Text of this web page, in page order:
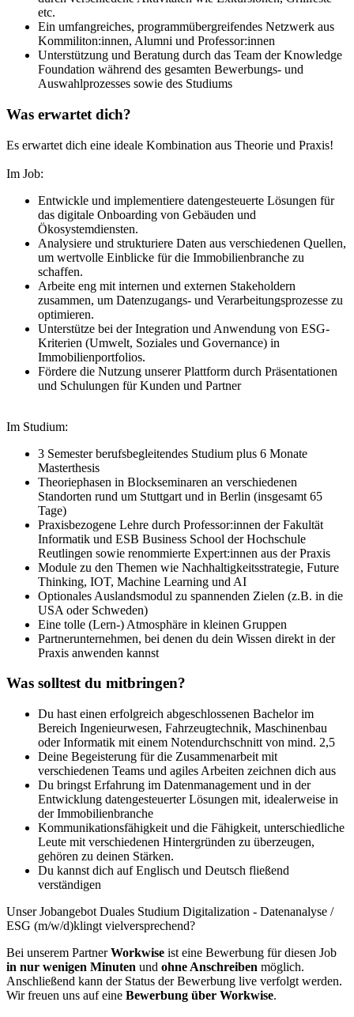
etc.
Ein umfangreiches, programmübergreifendes Netzwerk aus
Kommiliton:innen, Alumni und Professor:innen
Unterstützung und Beratung durch das Team der Knowledge
Foundation während des gesamten Bewerbungs- und
Auswahlprozesses sowie des Studiums
Was erwartet dich?
Es erwartet dich eine ideale Kombination aus Theorie und Praxis!
Im Job:
Entwickle und implementiere datengesteuerte Lösungen für
das digitale Onboarding von Gebäuden und
Ökosystemdiensten.
Analysiere und strukturiere Daten aus verschiedenen Quellen,
um wertvolle Einblicke für die Immobilienbranche zu
schaffen.
Arbeite eng mit internen und externen Stakeholdern
zusammen, um Datenzugangs- und Verarbeitungsprozesse zu
optimieren.
Unterstütze bei der Integration und Anwendung von ESG-
Kriterien (Umwelt, Soziales und Governance) in
Immobilienportfolios.
Fördere die Nutzung unserer Plattform durch Präsentationen
und Schulungen für Kunden und Partner
Im Studium:
3 Semester berufsbegleitendes Studium plus 6 Monate
Masterthesis
Theoriephasen in Blockseminaren an verschiedenen
Standorten rund um Stuttgart und in Berlin (insgesamt 65
Tage)
Praxisbezogene Lehre durch Professor:innen der Fakultät
Informatik und ESB Business School der Hochschule
Reutlingen sowie renommierte Expert:innen aus der Praxis
Module zu den Themen wie Nachhaltigkeitsstrategie, Future
Thinking, IOT, Machine Learning und AI
Optionales Auslandsmodul zu spannenden Zielen (z.B. in die
USA oder Schweden)
Eine tolle (Lern-) Atmosphäre in kleinen Gruppen
Partnerunternehmen, bei denen du dein Wissen direkt in der
Praxis anwenden kannst
Was solltest du mitbringen?
Du hast einen erfolgreich abgeschlossenen Bachelor im
Bereich Ingenieurwesen, Fahrzeugtechnik, Maschinenbau
oder Informatik mit einem Notendurchschnitt von mind. 2,5
Deine Begeisterung für die Zusammenarbeit mit
verschiedenen Teams und agiles Arbeiten zeichnen dich aus
Du bringst Erfahrung im Datenmanagement und in der
Entwicklung datengesteuerter Lösungen mit, idealerweise in
der Immobilienbranche
Kommunikationsfähigkeit und die Fähigkeit, unterschiedliche
Leute mit verschiedenen Hintergründen zu überzeugen,
gehören zu deinen Stärken.
Du kannst dich auf Englisch und Deutsch fließend
verständigen
Unser Jobangebot Duales Studium Digitalization - Datenanalyse /
ESG (m/w/d)klingt vielversprechend?
Bei unserem PartnerWorkwise ist eine Bewerbung für diesen Job
in nur wenigen Minuten und ohne Anschreiben möglich.
Anschließend kann der Status der Bewerbung live verfolgt werden.
Wir freuen uns auf eine Bewerbung über Workwise.